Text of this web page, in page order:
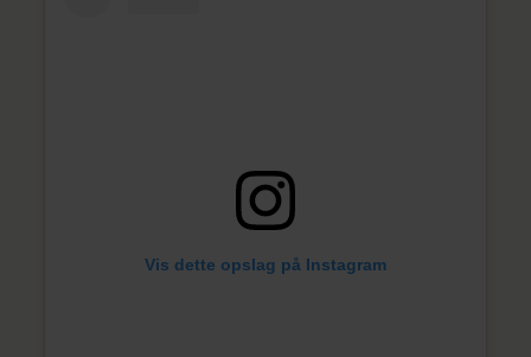
Vis dette opslag på Instagram